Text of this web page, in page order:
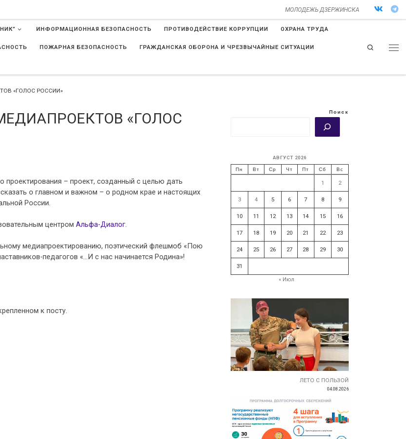
МОЛОДЕЖЬ ДЗЕРЖИНСКА
ИНФОРМАЦИОННАЯ БЕЗОПАСНОСТЬ ПРОТИВОДЕЙСТВИЕ КОРРУПЦИИ ОХРАНА ТРУДА
ПОЖАРНАЯ БЕЗОПАСНОСТЬ ГРАЖДАНСКАЯ ОБОРОНА И ЧРЕЗВЫЧАЙНЫЕ СИТУАЦИИ Search
«ГОЛОС РОССИИ»
«ГОЛОС
проектирования – проект, созданный с целью дать
о главном и важном – о родном крае и настоящих
России.
центром Альфа-Диалог.
медиапроектированию, поэтический флешмоб «Пою
педагогов «…И с нас начинается Родина»!
к посту.
Поиск
АВГУСТ 2026
Пн Вт Ср Чт Пт Сб Вс
1 2
3 4 5 6 7 8 9
10 11 12 13 14 15 16
17 18 19 20 21 22 23
24 25 26 27 28 29 30
31
« Июл
ЛЕТО С ПОЛЬЗОЙ
04.08.2026